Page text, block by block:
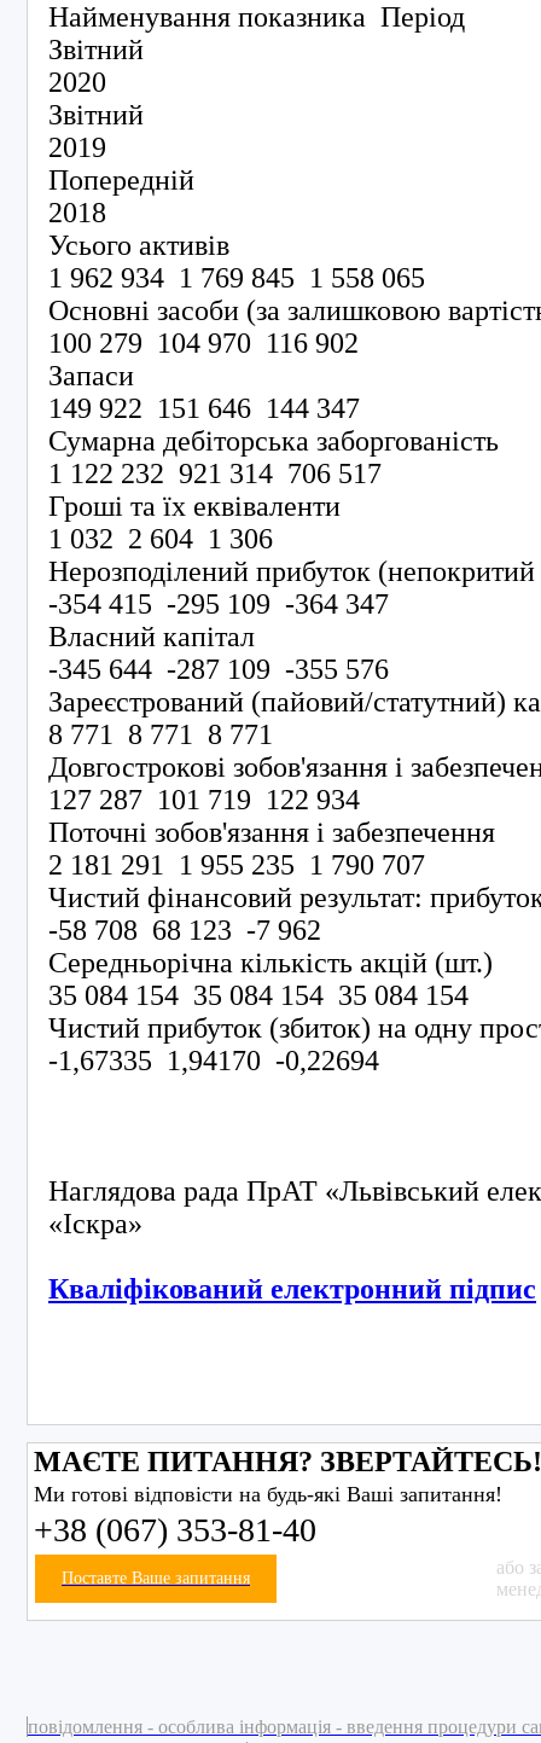
Найменування показника Період
Звітний
2020
Звітний
2019
Попередній
2018
Усього активів
1 962 934 1 769 845 1 558 065
Основні засоби (за залишковою
100 279 104 970 116 902
Запаси
149 922 151 646 144 347
Сумарна дебіторська заборгованість
1 122 232 921 314 706 517
Гроші та їх еквіваленти
1 032 2 604 1 306
Нерозподілений прибуток
-354 415 -295 109 -364 347
Власний капітал
-345 644 -287 109 -355 576
Зареєстрований (пайовий/статутний)
8 771 8 771 8 771
Довгострокові зобов'язання і
127 287 101 719 122 934
Поточні зобов'язання і забезпечення
2 181 291 1 955 235 1 790 707
Чистий фінансовий результат:
-58 708 68 123 -7 962
Середньорічна кількість акцій (шт.)
35 084 154 35 084 154 35 084 154
Чистий прибуток (збиток) на одну
-1,67335 1,94170 -0,22694
Наглядова рада ПрАТ «Львівський
«Іскра»
Кваліфікований електронний підпис
МАЄТЕ ПИТАННЯ? ЗВЕРТАЙТЕСЬ!
Ми готові відповісти на будь-які Ваші запитання!
+38 (067) 353-81-40
Поставте Ваше запитання
або
повідомлення - особлива інформація - введення процедури